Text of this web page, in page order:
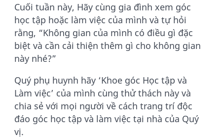
Cuối tuần này, Hãy cùng gia đình xem góc
học tập hoặc làm việc của mình và tự hỏi
rằng, “Không gian của mình có điều gì đặc
biệt và cần cải thiện thêm gì cho không gian
này nhé?”
Quý phụ huynh hãy ‘Khoe góc Học tập và
Làm việc’ của mình cùng thử thách này và
chia sẻ với mọi người về cách trang trí độc
đáo góc học tập và làm việc tại nhà của Quý
vị.